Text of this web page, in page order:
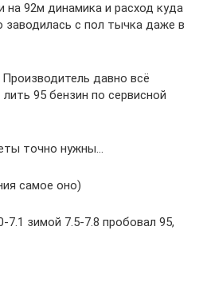
на 92м динамика и расход куда
заводилась с пол тычка даже в
давно всё
95 бензин по сервисной
точно нужны…
самое оно)
зимой 7.5-7.8 пробовал 95,